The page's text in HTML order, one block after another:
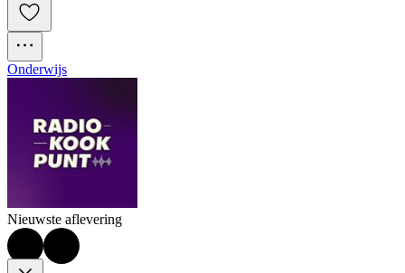
Onderwijs
Nieuwste aflevering